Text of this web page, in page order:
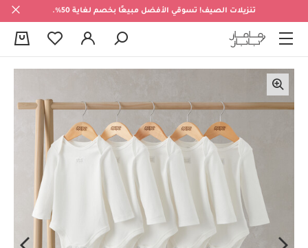
تنزيلات الصيف! تسوقي الأفضل مبيعًا بخصم لغاية 50%.